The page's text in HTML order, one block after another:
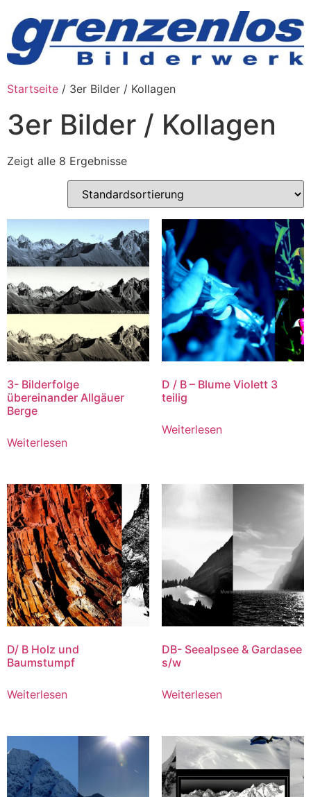
Inhalt
wechseln
Startseite / 3er Bilder / Kollagen
3er Bilder / Kollagen
Zeigt alle 8 Ergebnisse
3- Bilderfolge
übereinander Allgäuer
Berge
Weiterlesen
D / B – Blume Violett 3
teilig
Weiterlesen
D/ B Holz und
Baumstumpf
Weiterlesen
DB- Seealpsee & Gardasee
s/w
Weiterlesen